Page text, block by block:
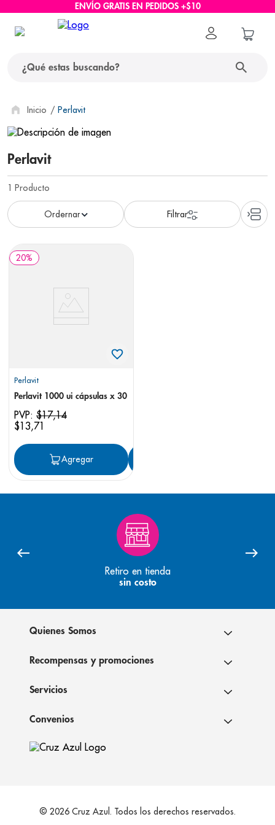
ENVÍO GRATIS EN PEDIDOS +$10
Perlavit
Perlavit
1 Producto
20%
Perlavit
Perlavit 1000 ui cápsulas x 30
PVP: $17,14
$13,71
Agregar
Retiro en tienda
sin costo
Quienes Somos
Recompensas y promociones
Servicios
Convenios
© 2026 Cruz Azul. Todos los derechos reservados.
términos más buscados
1. protector solar
2. pañales
3
4. cerave
6. shampoo
7.
pediasure
panolini